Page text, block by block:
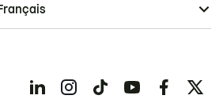
Français